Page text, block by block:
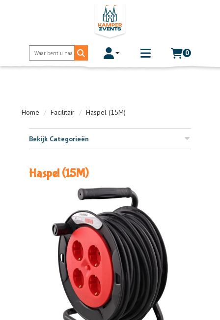
Toggle account dropdown
Toggle
mobile
0
Home Facilitair Haspel (15M)
Bekijk Categorieën
Haspel (15M)